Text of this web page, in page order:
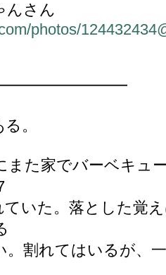
んさん
photos/
。
また家でバーベキュ
ていた。落とした覚
。割れてはいるが、